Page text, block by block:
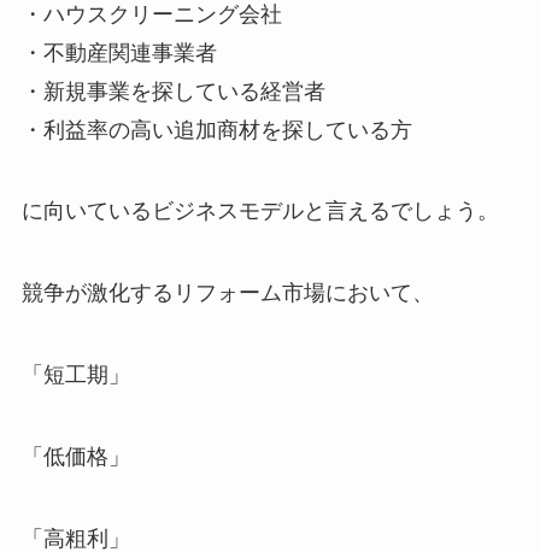
・ハウスクリーニング会社
・不動産関連事業者
・新規事業を探している経営者
・利益率の高い追加商材を探している方
に向いているビジネスモデルと言えるでしょう。
競争が激化するリフォーム市場において、
「短工期」
「低価格」
「高粗利」